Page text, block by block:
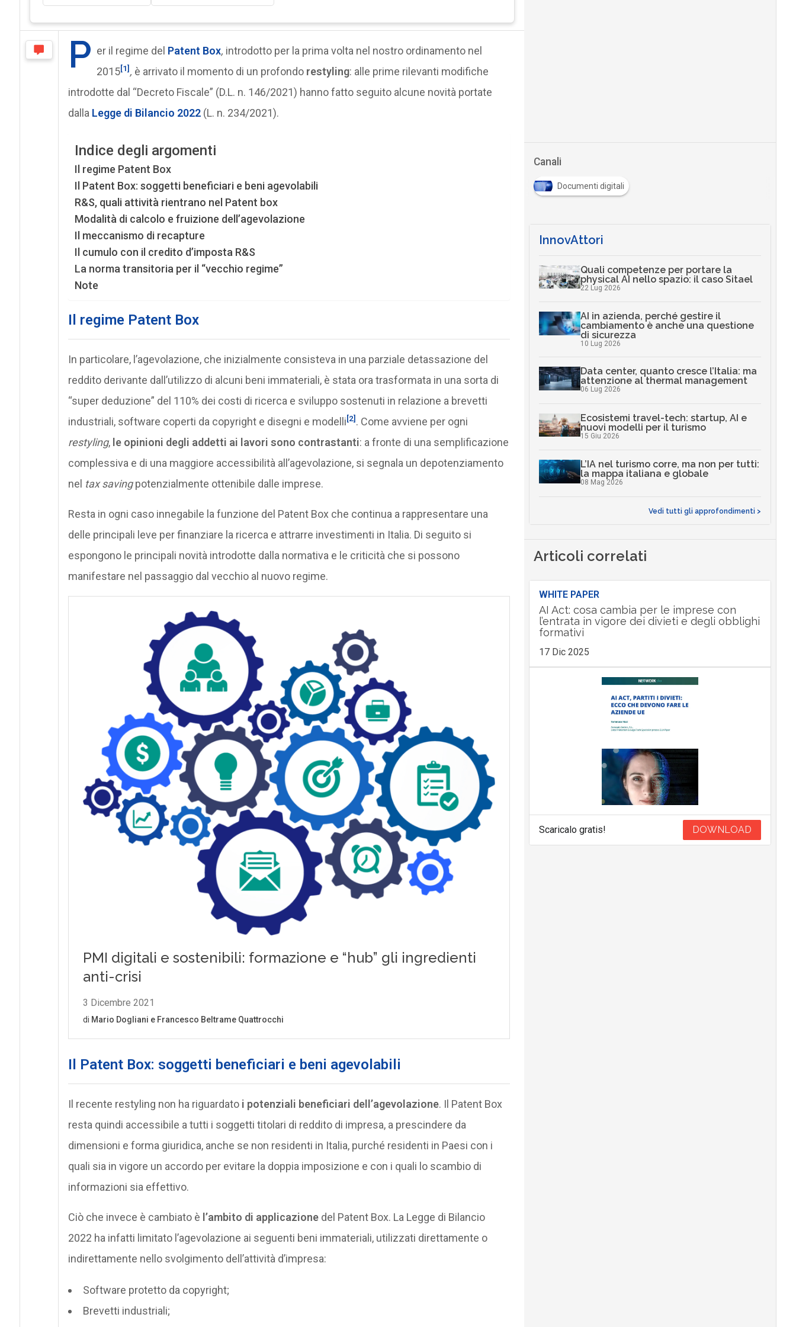
P er il regime del Patent Box, introdotto per la prima volta nel nostro ordinamento nel
2015[1] , è arrivato il momento di un profondo restyling: alle prime rilevanti modifiche
introdotte dal “Decreto Fiscale” (D.L. n. 146/2021) hanno fatto seguito alcune novità portate
dalla Legge di Bilancio 2022(L. n. 234/2021).
Indice degli argomenti
Il regime Patent Box
Il Patent Box: soggetti beneficiari e beni agevolabili
R&S, quali attività rientrano nel Patent box
Modalità di calcolo e fruizione dell’agevolazione
Il meccanismo di recapture
Il cumulo con il credito d’imposta R&S
La norma transitoria per il “vecchio regime”
Note
Il regime Patent Box
In particolare, l’agevolazione, che inizialmente consisteva in una parziale detassazione del
reddito derivante dall’utilizzo di alcuni beni immateriali, è stata ora trasformata in una sorta di
“super deduzione” del 110% dei costi di ricerca e sviluppo sostenuti in relazione a brevetti
industriali, software coperti da copyright e disegni e modelli[2] . Come avviene per ogni
restyling, le opinioni degli addetti ai lavori sono contrastanti: a fronte di una semplificazione
complessiva e di una maggiore accessibilità all’agevolazione, si segnala un depotenziamento
nel tax savingpotenzialmente ottenibile dalle imprese.
Resta in ogni caso innegabile la funzione del Patent Box che continua a rappresentare una
delle principali leve per finanziare la ricerca e attrarre investimenti in Italia. Di seguito si
espongono le principali novità introdotte dalla normativa e le criticità che si possono
manifestare nel passaggio dal vecchio al nuovo regime.
Il Patent Box: soggetti beneficiari e beni agevolabili
Il recente restyling non ha riguardatoi potenziali beneficiari dell’agevolazione. Il Patent Box
resta quindi accessibile a tutti i soggetti titolari di reddito di impresa, a prescindere da
dimensioni e forma giuridica, anche se non residenti in Italia, purché residenti in Paesi con i
quali sia in vigore un accordo per evitare la doppia imposizione e con i quali lo scambio di
informazioni sia effettivo.
Ciò che invece è cambiato è l’ambito di applicazionedel Patent Box. La Legge di Bilancio
2022 ha infatti limitato l’agevolazione ai seguenti beni immateriali, utilizzati direttamente o
indirettamente nello svolgimento dell’attività d’impresa:
Software protetto da copyright;
Brevetti industriali;
Canali
Documenti digitali
InnovAttori
Quali competenze per portare la
physical AI nello spazio: il caso Sitael
22 Lug 2026
AI in azienda, perché gestire il
cambiamento è anche una questione
di sicurezza
10 Lug 2026
Data center, quanto cresce l’Italia: ma
attenzione al thermal management
06 Lug 2026
Ecosistemi travel-tech: startup, AI e
nuovi modelli per il turismo
15 Giu 2026
L’IA nel turismo corre, ma non per tutti:
la mappa italiana e globale
08 Mag 2026
Vedi tutti gli approfondimenti >
Articoli correlati
WHITE PAPER
AI Act: cosa cambia per le imprese con
l’entrata in vigore dei divieti e degli obblighi
formativi
17 Dic 2025
Scaricalo gratis! DOWNLOAD